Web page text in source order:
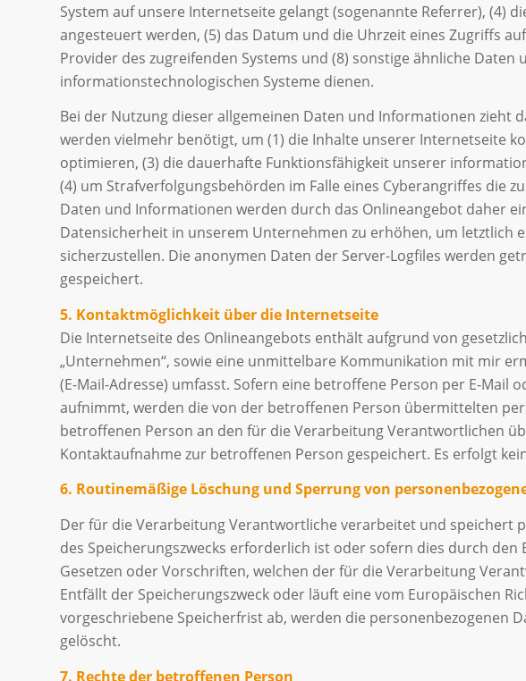
System auf unsere Internetseite gelangt (sogenannte Referrer), (4)
angesteuert werden, (5) das Datum und die Uhrzeit eines Zugriffs
Provider des zugreifenden Systems und (8) sonstige ähnliche
informationstechnologischen Systeme dienen.
Bei der Nutzung dieser allgemeinen Daten und Informationen zieht
werden vielmehr benötigt, um (1) die Inhalte unserer Internetseite
optimieren, (3) die dauerhafte Funktionsfähigkeit unserer
(4) um Strafverfolgungsbehörden im Falle eines Cyberangriffes die
Daten und Informationen werden durch das Onlineangebot daher
Datensicherheit in unserem Unternehmen zu erhöhen, um letztlich
sicherzustellen. Die anonymen Daten der Server-Logfiles werden
gespeichert.
5. Kontaktmöglichkeit über die Internetseite
Die Internetseite des Onlineangebots enthält aufgrund von
„Unternehmen“, sowie eine unmittelbare Kommunikation mit mir
(E-Mail-Adresse) umfasst. Sofern eine betroffene Person per E-
aufnimmt, werden die von der betroffenen Person übermittelten
betroffenen Person an den für die Verarbeitung Verantwortlichen
Kontaktaufnahme zur betroffenen Person gespeichert. Es erfolgt
6. Routinemäßige Löschung und Sperrung von
Der für die Verarbeitung Verantwortliche verarbeitet und speichert
des Speicherungszwecks erforderlich ist oder sofern dies durch
Gesetzen oder Vorschriften, welchen der für die Verarbeitung
Entfällt der Speicherungszweck oder läuft eine vom Europäischen
vorgeschriebene Speicherfrist ab, werden die
gelöscht.
7. Rechte der betroffenen Person